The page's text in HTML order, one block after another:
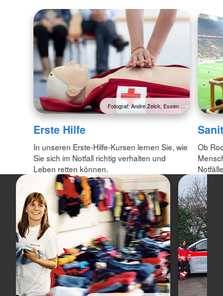
Fotograf: Andre Zelck, Essen …
Erste Hilfe
In unseren Erste-Hilfe-Kursen lernen Sie, wie
Sie sich im Notfall richtig verhalten und
Leben retten können.
Ob